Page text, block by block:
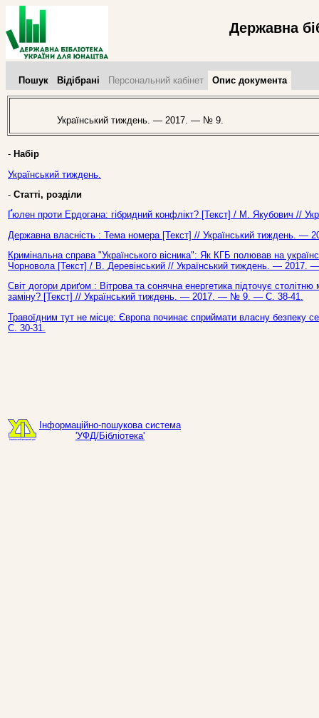
Державна
Пошук Відібрані Персональний кабінет Опис документа
Український тиждень. — 2017. — № 9.
- Набір
Український тиждень.
- Статті, розділи
Ґюлен проти Ердогана: гібридний конфлікт? [Текст] / М. Якубович
Державна власність : Тема номера [Текст] // Український тиждень.
Кримінальна справа "Українського вісника": Як КГБ полював на
Чорновола [Текст] / В. Деревінський // Український тиждень. —
Світ догори дриґом : Вітрова та сонячна енергетика підточує
заміну? [Текст] // Український тиждень. — 2017. — № 9. — С. 38-41.
Травоїдним тут не місце: Європа починає сприймати власну
С. 30-31.
Інформаційно-пошукова система
'УФД/Бібліотека'